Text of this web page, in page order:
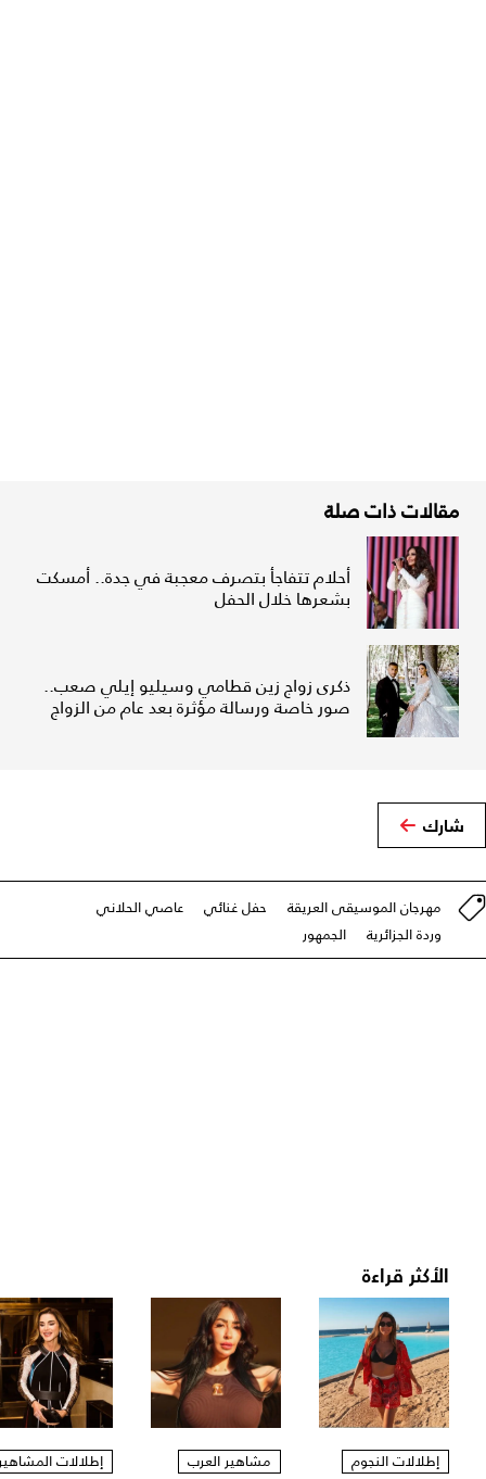
مقالات ذات صلة
أحلام تتفاجأ بتصرف معجبة في جدة.. أمسكت
بشعرها خلال الحفل
ذكرى زواج زين قطامي وسيليو إيلي صعب..
صور خاصة ورسالة مؤثرة بعد عام من الزواج
شارك
مهرجان الموسيقى العريقة حفل غنائي
عاصي الحلاني
وردة الجزائرية
الجمهور
الأكثر قراءة
إطلالات النجوم مشاهير العرب إطلالات